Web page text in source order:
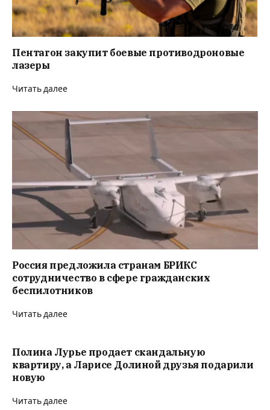
Пентагон закупит боевые противодроновые
лазеры
Читать далее
Россия предложила странам БРИКС
сотрудничество в сфере гражданских
беспилотников
Читать далее
Полина Лурье продает скандальную
квартиру, а Ларисе Долиной друзья подарили
новую
Читать далее